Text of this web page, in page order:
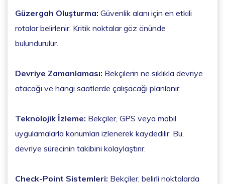
Güzergah Oluşturma: Güvenlik alanı için en etkili
rotalar belirlenir. Kritik noktalar göz önünde
bulundurulur.
Devriye Zamanlaması: Bekçilerin ne sıklıkla devriye
atacağı ve hangi saatlerde çalışacağı planlanır.
Teknolojik İzleme: Bekçiler, GPS veya mobil
uygulamalarla konumları izlenerek kaydedilir. Bu,
devriye sürecinin takibini kolaylaştırır.
Check-Point Sistemleri: Bekçiler, belirli noktalarda